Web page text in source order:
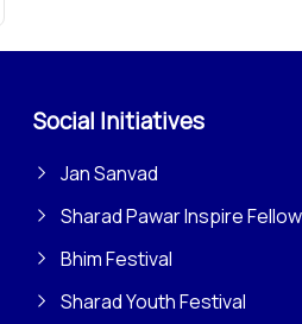
Social Initiatives
Jan Sanvad
Sharad Pawar Inspire
Bhim Festival
Sharad Youth Festival